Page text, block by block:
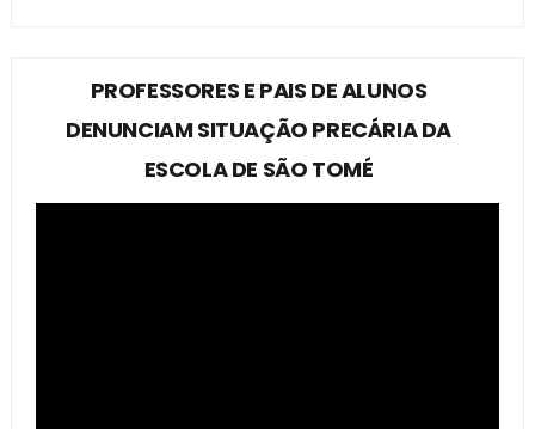
PROFESSORES E PAIS DE ALUNOS
DENUNCIAM SITUAÇÃO PRECÁRIA DA
ESCOLA DE SÃO TOMÉ